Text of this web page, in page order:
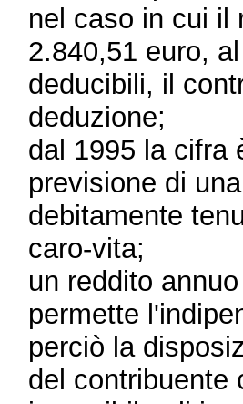
nel caso in cui il
2.840,51 euro,
deducibili, il
deduzione;
dal 1995 la cifra
previsione di
debitamente
caro-vita;
un reddito
permette
perciò la
del contribuente